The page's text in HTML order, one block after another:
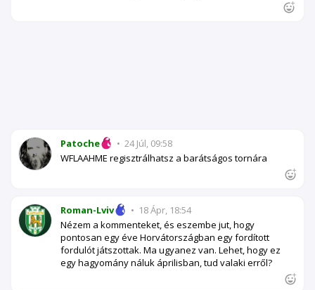
Patoche • 24 Júl, 09:58
WFLAAHME regisztrálhatsz a barátságos tornára
Roman-Lviv • 18 Ápr, 18:54
Nézem a kommenteket, és eszembe jut, hogy
pontosan egy éve Horvátországban egy fordított
fordulót játszottak. Ma ugyanez van. Lehet, hogy ez
egy hagyomány náluk áprilisban, tud valaki erről?